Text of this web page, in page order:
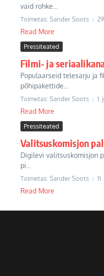
vaid rohke...
Toimetas: Sander Soots
Read More
Pressiteated
Filmi- ja
Populaarseid telesarju ja
põhipakettide...
Toimetas: Sander Soots 1.
Read More
Pressiteated
Valitsuskomisjon
Digilevi valitsuskomisjon
pi...
Toimetas: Sander Soots
Read More